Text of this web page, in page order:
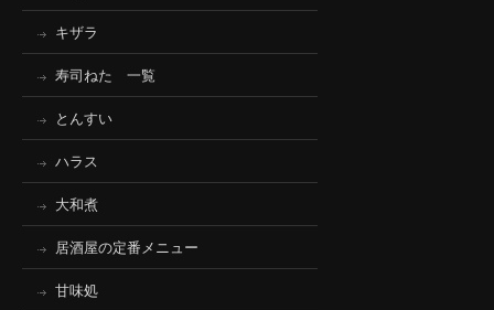
キザラ
寿司ねた 一覧
とんすい
ハラス
大和煮
居酒屋の定番メニュー
甘味処